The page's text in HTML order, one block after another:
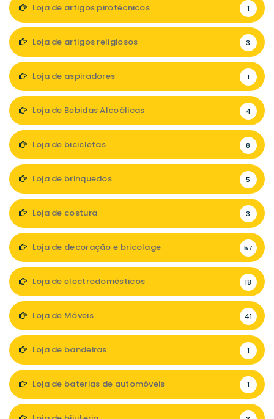
Loja de artigos pirotécnicos 1
Loja de artigos religiosos 3
Loja de aspiradores 1
Loja de Bebidas Alcoólicas 4
Loja de bicicletas 8
Loja de brinquedos 5
Loja de costura 3
Loja de decoração e bricolage 57
Loja de electrodomésticos 18
Loja de Móveis 41
Loja de bandeiras 1
Loja de baterias de automóveis 1